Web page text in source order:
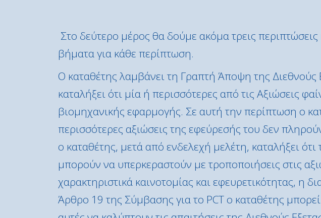
Στο δεύτερο μέρος θα δούμε ακόμα τρεις
βήματα για κάθε περίπτωση.
Ο καταθέτης λαμβάνει τη Γραπτή Άποψη της Διεθνούς
καταλήξει ότι μία ή περισσότερες από τις Αξιώσεις
βιομηχανικής εφαρμογής. Σε αυτή την περίπτωση ο
περισσότερες αξιώσεις της εφεύρεσής του δεν
ο καταθέτης, μετά από ενδελεχή μελέτη, καταλήξει
μπορούν να υπερκεραστούν με τροποποιήσεις στις
χαρακτηριστικά καινοτομίας και εφευρετικότητας, η
Άρθρο 19 της Σύμβασης για το PCT ο καταθέτης